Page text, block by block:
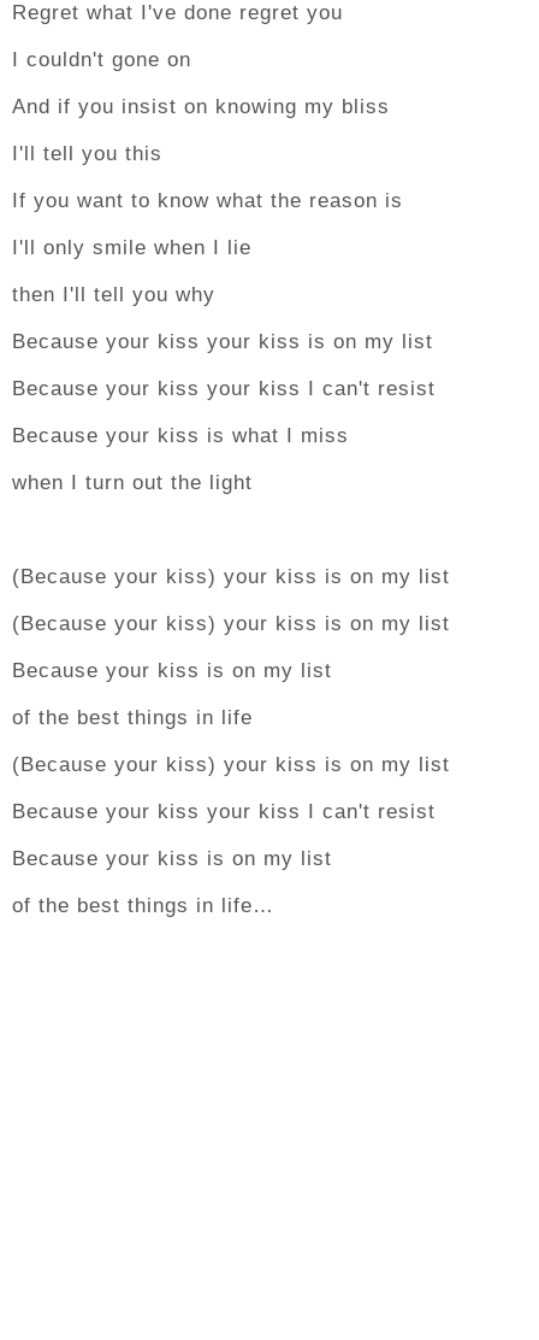
Regret what I've done regret you
I couldn't gone on
And if you insist on knowing my bliss
I'll tell you this
If you want to know what the reason is
I'll only smile when I lie
then I'll tell you why
Because your kiss your kiss is on my list
Because your kiss your kiss I can't resist
Because your kiss is what I miss
when I turn out the light
(Because your kiss) your kiss is on my list
(Because your kiss) your kiss is on my list
Because your kiss is on my list
of the best things in life
(Because your kiss) your kiss is on my list
Because your kiss your kiss I can't resist
Because your kiss is on my list
of the best things in life…